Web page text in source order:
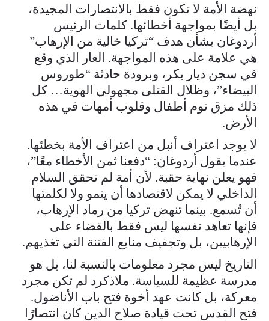
نهضة الأمة لا تكون فقط بالانتصارات المجيدة،
بل أيضًا بمواجهة أخطائها. كلمات الرئيس
أردوغان بشأن هدف “تركيا خالية من الإرهاب”
هي علامة على هذه المواجهة. العار الذي وقع
في سجن ديار بكر، وبرودة حادثة “طوروس
البيضاء”، وظلال القتلى مجهولي الهوية… كل
ذلك مزق نوم أطفال وقلوب أمهات في هذه
الأرض.
لا يوجد اعتراف أنبل من اعتراف الأمة بخطئها.
عندما يقول أردوغان: “دفعنا ثمن الأخطاء معًا”،
فهو يعلن نهاية حقبة. لأن أمة لم تحقق السلام
الداخلي لا يمكن لاقتصادها أن ينمو ولا لكلمتها
أن تُسمع. بينما تنهض تركيا من رماد الإرهاب،
فإنها تعاهد نفسها ليس فقط بالقضاء على
الإرهابيين، بل وتجفيف منابع الفتنة التي تغذيهم.
التاريخ ليس مجرد معلومات بالنسبة لنا، بل هو
مدرسة عظيمة للسياسة. ملاذكرد لم تكن مجرد
معركة، بل كانت عهد أخوة فتح باب الأناضول.
فتح القدس تحت قيادة صلاح الدين كان انتصارًا